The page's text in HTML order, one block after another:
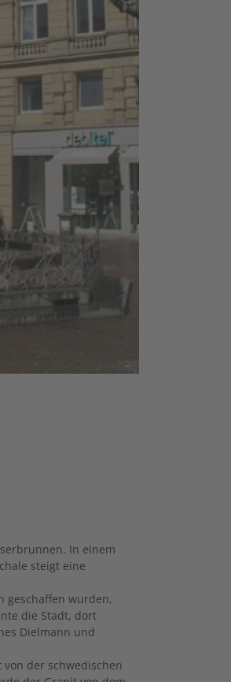
In einem
steigt eine
geschaffen wurden,
die Stadt, dort
Dielmann und
der schwedischen